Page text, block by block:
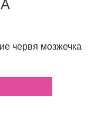
червя мозжечка